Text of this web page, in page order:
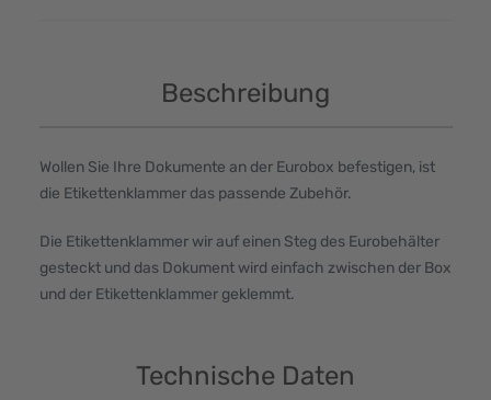
Beschreibung
Wollen Sie Ihre Dokumente an der Eurobox befestigen, ist
die Etikettenklammer das passende Zubehör.
Die Etikettenklammer wir auf einen Steg des Eurobehälter
gesteckt und das Dokument wird einfach zwischen der Box
und der Etikettenklammer geklemmt.
Technische Daten